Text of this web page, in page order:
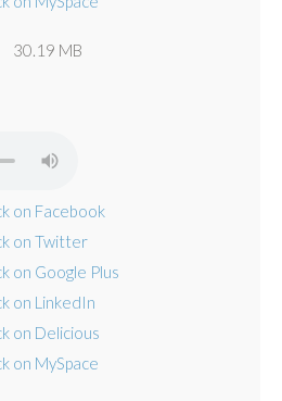
30.19 MB